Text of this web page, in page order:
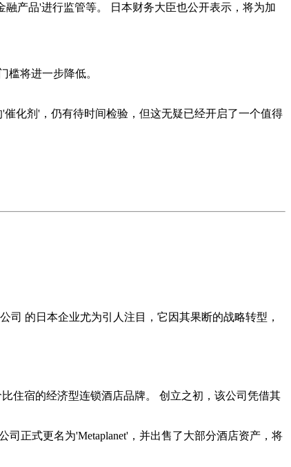
产品'进行监管等。 日本财务大臣也公开表示，将为加
槛将进一步降低。
化剂'，仍有待时间检验，但这无疑已经开启了一个值得
司 的日本企业尤为引人注目，它因其果断的战略转型，
住宿的经济型连锁酒店品牌。 创立之初，该公司凭借其
正式更名为'Metaplanet'，并出售了大部分酒店资产，将